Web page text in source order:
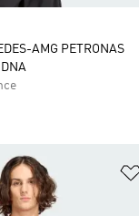
AMG PETRONAS